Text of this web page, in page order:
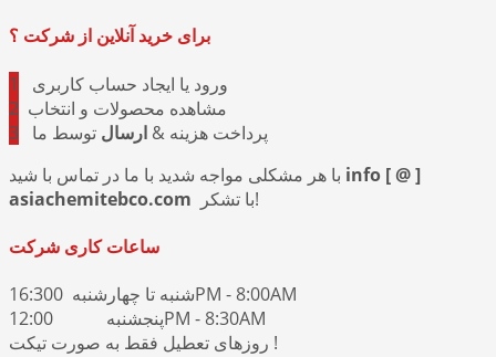
برای خرید آنلاین از شرکت ؟
1
ورود یا ایجاد حساب کاربری
2 مشاهده محصولات و انتخاب
3
پرداخت هزینه & ارسال توسط ما
info [ @ ]
asiachemitebco.com
با تشکر!
ساعات کاری شرکت
شنبه تا چهارشنبه 16:300PM - 8:00AM
پنجشنبه 12:00PM - 8:30AM
روزهای تعطیل فقط به صورت تیکت !